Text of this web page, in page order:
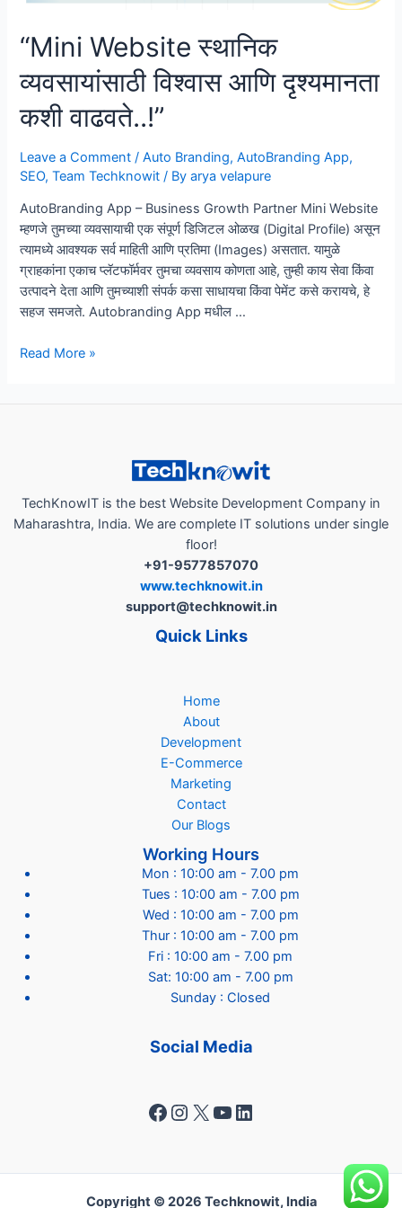
“Mini Website स्थानिक
व्यवसायांसाठी विश्वास आणि दृश्यमानता
कशी वाढवते..!”
Leave a Comment /Auto Branding,AutoBranding App,
SEO,Team Techknowit / Byarya velapure
AutoBranding App – Business Growth Partner Mini Website
म्हणजे तुमच्या व्यवसायाची एक संपूर्ण डिजिटल ओळख (Digital Profile) असून
त्यामध्ये आवश्यक सर्व माहिती आणि प्रतिमा (Images) असतात. यामुळे
ग्राहकांना एकाच प्लॅटफॉर्मवर तुमचा व्यवसाय कोणता आहे, तुम्ही काय सेवा किंवा
उत्पादने देता आणि तुमच्याशी संपर्क कसा साधायचा किंवा पेमेंट कसे करायचे, हे
सहज समजते. Autobranding App मधील …
“Mini
कशी
वाढवते..!”
Read More »
TechKnowIT is the best Website Development Company in
Maharashtra, India. We are complete IT solutions under single
floor!
+91-9577857070
www.techknowit.in
support@techknowit.in
Quick Links
Home
About
Development
E-Commerce
Marketing
Contact
Our Blogs
Working Hours
Mon : 10:00 am - 7.00 pm
Tues : 10:00 am - 7.00 pm
Wed : 10:00 am - 7.00 pm
Thur : 10:00 am - 7.00 pm
Fri : 10:00 am - 7.00 pm
Sat: 10:00 am - 7.00 pm
Sunday : Closed
Social Media
Facebook
Instagram
X YouTube
LinkedIn
Copyright © 2026 Techknowit, India